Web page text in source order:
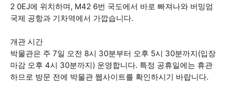
2 0EJ에 위치하며, M42 6번 국도에서 바로 빠져나와 버밍엄
국제 공항과 기차역에서 가깝습니다.
개관 시간
박물관은 주 7일 오전 8시 30분부터 오후 5시 30분까지(입장
마감 오후 4시 30분까지) 운영합니다. 특정 공휴일에는 휴관
하므로 방문 전에 박물관 웹사이트를 확인하시기 바랍니다.